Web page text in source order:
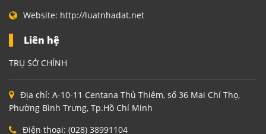
Website: http://luatnhadat.net
Liên hệ
TRỤ SỞ CHÍNH
Địa chỉ: A-10-11 Centana Thủ Thiêm, số 36 Mai Chí Thọ,
Phường Bình Trưng, Tp.Hồ Chí Minh
Điện thoại: (028) 38991104